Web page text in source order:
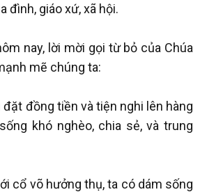
đình, giáo xứ, xã hội.
nay, lời mời gọi từ bỏ của Chúa
mẽ chúng ta:
đặt đồng tiền và tiện nghi lên hàng
khó nghèo, chia sẻ, và trung
cổ võ hưởng thụ, ta có dám sống